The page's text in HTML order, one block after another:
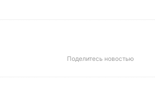
Поделитесь новостью